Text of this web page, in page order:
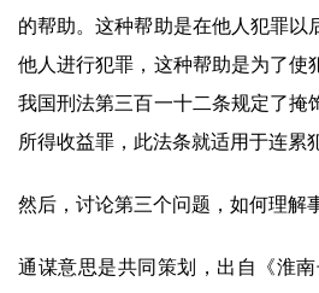
的帮助。这种帮助是在他人犯罪以
他人进行犯罪，这种帮助是为了使
我国刑法第三百一十二条规定了掩
所得收益罪，此法条就适用于连累
然后，讨论第三个问题，如何理解
通谋意思是共同策划，出自《淮